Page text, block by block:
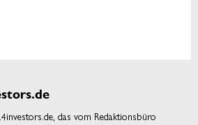
das vom Redaktionsbüro